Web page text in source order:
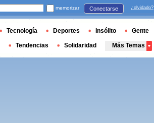
memorizar Conectarse ¿olvidado?
Tecnología Deportes Insólito Gente
Tendencias Solidaridad Más Temas